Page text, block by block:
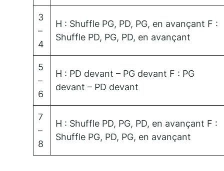
3
–
4
H : Shuffle PG, PD, PG, en avançant F :
Shuffle PD, PG, PD, en avançant
5
–
6
H : PD devant – PG devant F : PG
devant – PD devant
7
–
8
H : Shuffle PD, PG, PD, en avançant F :
Shuffle PG, PD, PG, en avançant